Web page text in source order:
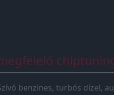
benzines, turbós dízel,